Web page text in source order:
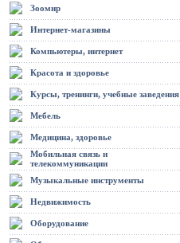
Зоомир
Интернет-магазины
Компьютеры, интернет
Красота и здоровье
Курсы, тренинги, учебные заведения
Мебель
Медицина, здоровье
Мобильная связь и
телекоммуникации
Музыкальные инструменты
Недвижимость
Оборудование